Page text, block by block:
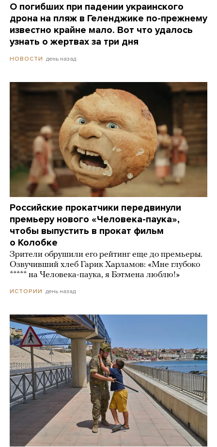
О погибших при падении украинского
дрона на пляж в Геленджике по-прежнему
известно крайне мало. Вот что удалось
узнать о жертвах за три дня
НОВОСТИ день назад
Российские прокатчики передвинули
премьеру нового «Человека-паука»,
чтобы выпустить в прокат фильм
о Колобке
Зрители обрушили его рейтинг еще до премьеры.
Озвучивший хлеб Гарик Харламов: «Мне глубоко
***** на Человека-паука, я Бэтмена люблю!»
ИСТОРИИ день назад